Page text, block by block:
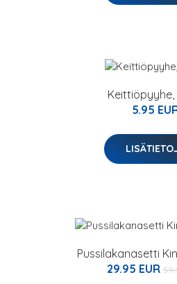
Keittiöpyyhe,
5.95
Pussilakanasetti
29.95 EUR